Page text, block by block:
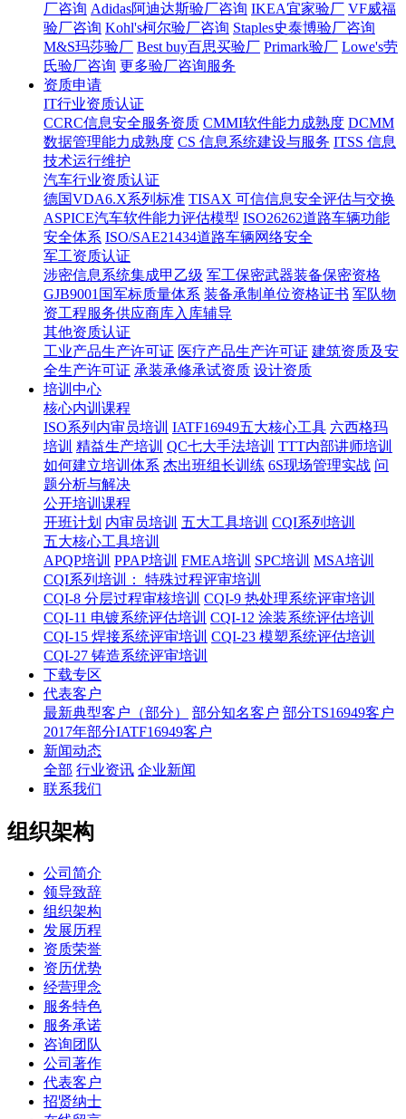
厂咨询 Adidas阿迪达斯验厂咨询 IKEA宜家验厂 VF威福
验厂咨询 Kohl's柯尔验厂咨询 Staples史泰博验厂咨询
M&S玛莎验厂 Best buy百思买验厂 Primark验厂 Lowe's劳
氏验厂咨询 更多验厂咨询服务
资质申请
IT行业资质认证
CCRC信息安全服务资质 CMMI软件能力成熟度 DCMM
数据管理能力成熟度 CS 信息系统建设与服务 ITSS 信息
技术运行维护
汽车行业资质认证
德国VDA6.X系列标准 TISAX 可信信息安全评估与交换
ASPICE汽车软件能力评估模型 ISO26262道路车辆功能
安全体系 ISO/SAE21434道路车辆网络安全
军工资质认证
涉密信息系统集成甲乙级 军工保密武器装备保密资格
GJB9001国军标质量体系 装备承制单位资格证书 军队物
资工程服务供应商库入库辅导
其他资质认证
工业产品生产许可证 医疗产品生产许可证 建筑资质及安
全生产许可证 承装承修承试资质 设计资质
培训中心
核心内训课程
ISO系列内审员培训 IATF16949五大核心工具 六西格玛
培训 精益生产培训 QC七大手法培训 TTT内部讲师培训
如何建立培训体系 杰出班组长训练 6S现场管理实战 问
题分析与解决
公开培训课程
开班计划 内审员培训 五大工具培训 CQI系列培训
五大核心工具培训
APQP培训 PPAP培训 FMEA培训 SPC培训 MSA培训
CQI系列培训： 特殊过程评审培训
CQI-8 分层过程审核培训 CQI-9 热处理系统评审培训
CQI-11 电镀系统评估培训 CQI-12 涂装系统评估培训
CQI-15 焊接系统评审培训 CQI-23 模塑系统评估培训
CQI-27 铸造系统评审培训
下载专区
代表客户
最新典型客户（部分）
部分知名客户 部分TS16949客户
2017年部分IATF16949客户
新闻动态
全部 行业资讯 企业新闻
联系我们
组织架构
公司简介
领导致辞
组织架构
发展历程
资质荣誉
资历优势
经营理念
服务特色
服务承诺
咨询团队
公司著作
代表客户
招贤纳士